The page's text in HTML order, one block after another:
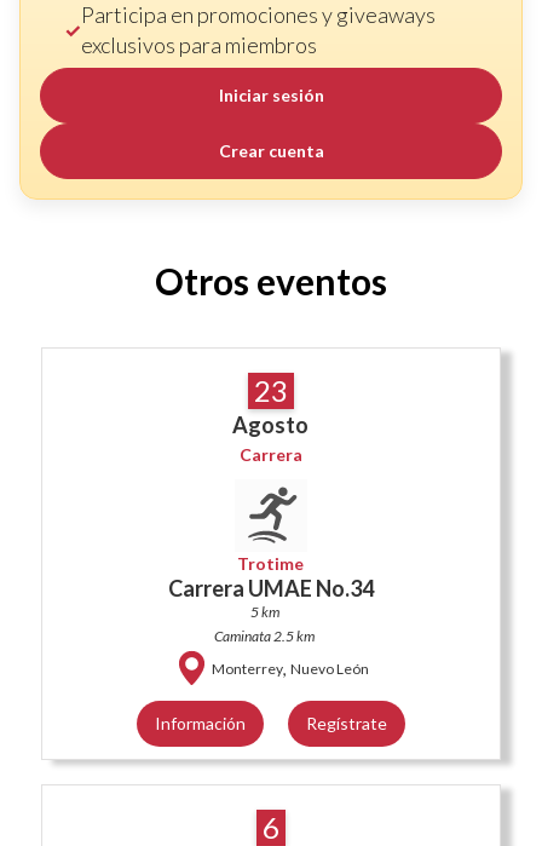
Participa en promociones y giveaways
exclusivos para miembros
Iniciar sesión
Crear cuenta
Otros eventos
23
Agosto
Carrera
Trotime
Carrera UMAE No.34
5 km
Caminata 2.5 km
Monterrey, Nuevo León
Información Regístrate
6